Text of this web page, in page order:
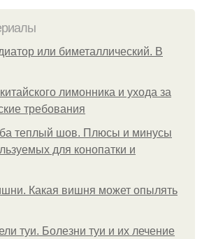
или биметаллический. В
лимонника и ухода за
требования
теплый шов. Плюсы и минусы
для конопатки и
Какая вишня может опылять
туи. Болезни туи и их лечение